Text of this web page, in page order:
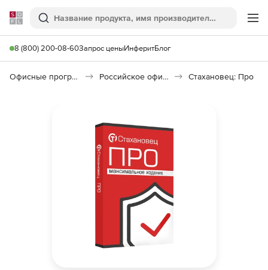
Softline
Поиск
8 (800) 200-08-60Запрос ценыИнферитБлог
Офисные программы Российское офисное ПО (Импортозамещение) Стахановец: Про